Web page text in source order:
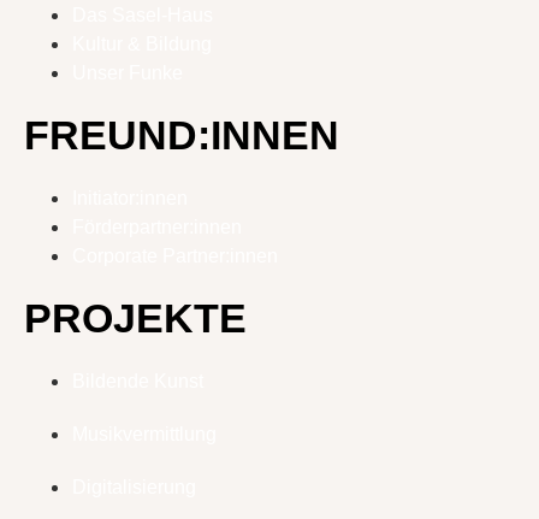
FREUND:INNEN
PROJEKTE